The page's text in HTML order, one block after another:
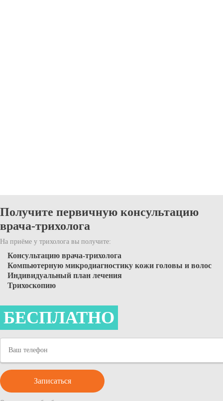
Получите первичную консультацию
врача-трихолога
На приёме у трихолога вы получите:
Консультацию врача-трихолога
Компьютерную микродиагностику кожи головы и волос
Индивидуальный план лечения
Трихоскопию
БЕСПЛАТНО